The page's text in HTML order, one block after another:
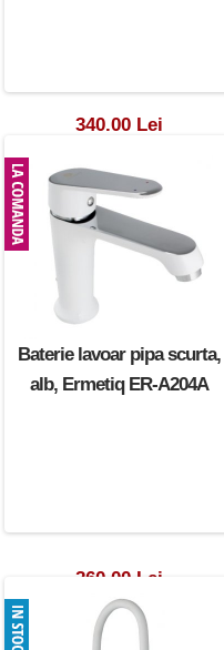
340.00 Lei
Baterie lavoar pipa scurta,
alb, Ermetiq ER-A204A
260.00 Lei